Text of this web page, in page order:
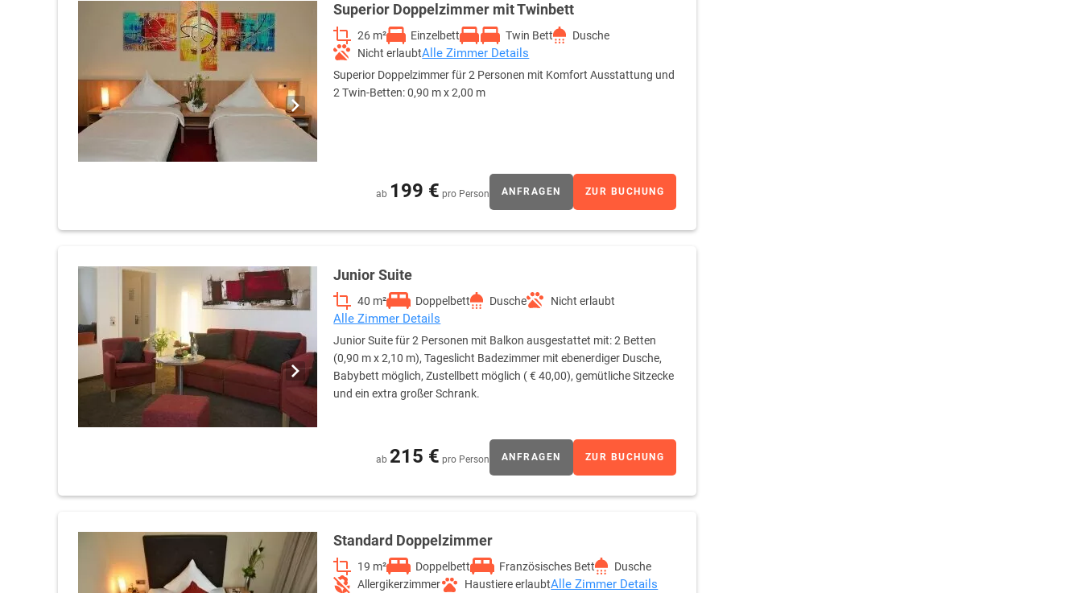
Superior Doppelzimmer mit Twinbett
26 m² Einzelbett Twin Bett
Dusche
Nicht erlaubtAlle Zimmer Details
Superior Doppelzimmer für 2 Personen mit Komfort Ausstattung und
2 Twin-Betten: 0,90 m x 2,00 m
ab 199 € pro Person ANFRAGEN ZUR BUCHUNG
Junior Suite
40 m² Doppelbett Dusche Nicht erlaubt
Alle Zimmer Details
Junior Suite für 2 Personen mit Balkon ausgestattet mit: 2 Betten
(0,90 m x 2,10 m), Tageslicht Badezimmer mit ebenerdiger Dusche,
Babybett möglich, Zustellbett möglich ( € 40,00), gemütliche Sitzecke
und ein extra großer Schrank.
ab 215 € pro Person ANFRAGEN ZUR BUCHUNG
Standard Doppelzimmer
19 m² Doppelbett Französisches Bett
Dusche
Allergikerzimmer
Haustiere erlaubtAlle Zimmer Details